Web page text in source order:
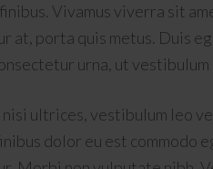
Vivamus viverra sit
at, porta quis metus. Duis
urna, ut
ultrices, vestibulum leo
dolor eu est commodo